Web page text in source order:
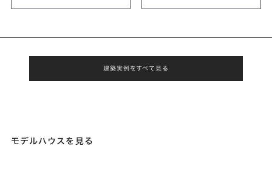
建築実例をすべて見る
モデルハウスを見る